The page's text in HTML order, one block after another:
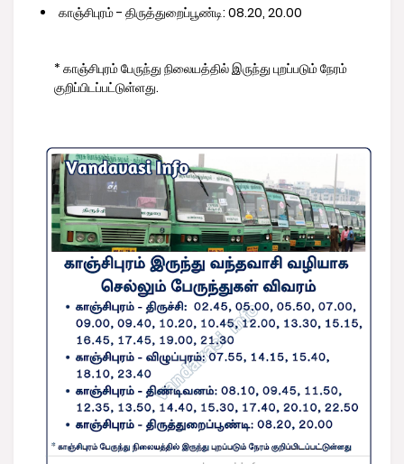
காஞ்சிபுரம் - திருத்துறைப்பூண்டி: 08.20, 20.00
* காஞ்சிபுரம் பேருந்து நிலையத்தில் இருந்து புறப்படும் நேரம்
குறிப்பிடப்பட்டுள்ளது.